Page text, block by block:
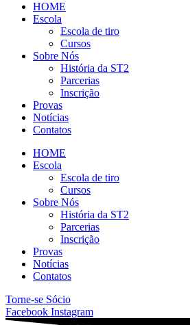
HOME
Escola
Escola de tiro
Cursos
Sobre Nós
História da ST2
Parcerias
Inscrição
Provas
Notícias
Contatos
HOME
Escola
Escola de tiro
Cursos
Sobre Nós
História da ST2
Parcerias
Inscrição
Provas
Notícias
Contatos
Torne-se Sócio
Facebook Instagram